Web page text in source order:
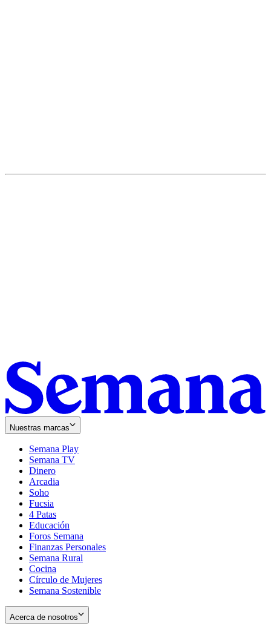
Nuestras marcas
Semana Play
Semana TV
Dinero
Arcadia
Soho
in
new
window
Fucsia
in
new
window
4 Patas
Educación
Foros Semana
Finanzas Personales
Semana Rural
Cocina
Círculo de Mujeres
Semana Sostenible
Acerca de nosotros